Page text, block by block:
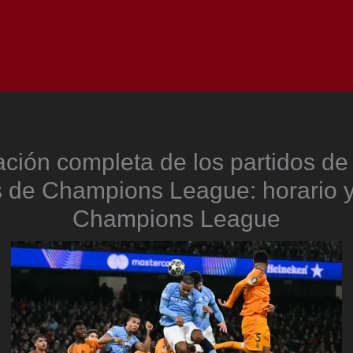
completa de los partidos
de Champions League: horario
Champions League